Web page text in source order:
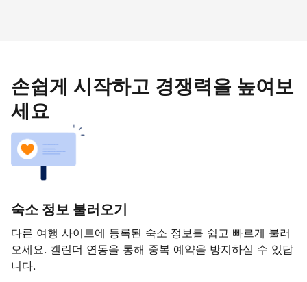
손쉽게 시작하고 경쟁력을 높여보
세요
숙소 정보 불러오기
다른 여행 사이트에 등록된 숙소 정보를 쉽고 빠르게 불러
오세요. 캘린더 연동을 통해 중복 예약을 방지하실 수 있답
니다.